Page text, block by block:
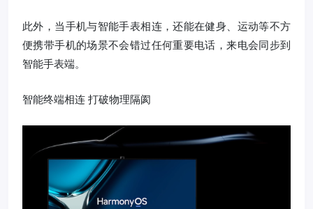
此外，当手机与智能手表相连，还能在健身、运动等不方
便携带手机的场景不会错过任何重要电话，来电会同步到
智能手表端。
智能终端相连 打破物理隔阂